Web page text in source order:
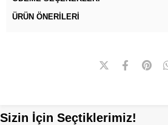
ÜRÜN ÖNERILERI
Sizin İçin Seçtiklerimiz!